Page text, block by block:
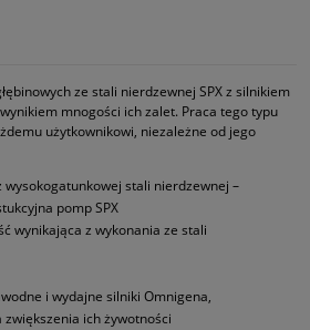
ze stali nierdzewnej SPX z silnikiem
mnogości ich zalet. Praca tego typu
użytkownikowi, niezależne od jego
wysokogatunkowej stali nierdzewnej –
pomp SPX
wynikająca z wykonania ze stali
i wydajne silniki Omnigena,
zwiększenia ich żywotności